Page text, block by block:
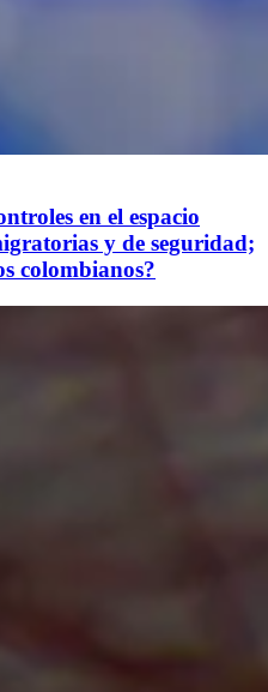
en el espacio
y de seguridad;
colombianos?